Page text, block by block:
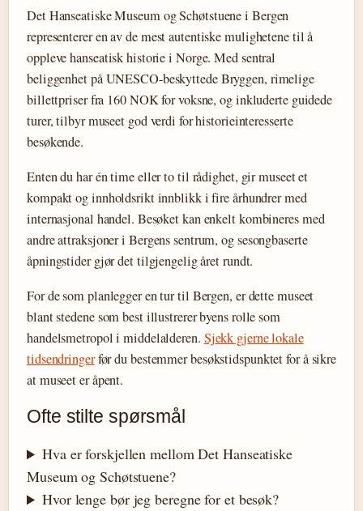
Det Hanseatiske Museum og Schøtstuene i Bergen
representerer en av de mest autentiske mulighetene til å
oppleve hanseatisk historie i Norge. Med sentral
beliggenhet på UNESCO-beskyttede Bryggen, rimelige
billettpriser fra 160 NOK for voksne, og inkluderte guidede
turer, tilbyr museet god verdi for historieinteresserte
besøkende.
Enten du har én time eller to til rådighet, gir museet et
kompakt og innholdsrikt innblikk i fire århundrer med
internasjonal handel. Besøket kan enkelt kombineres med
andre attraksjoner i Bergens sentrum, og sesongbaserte
åpningstider gjør det tilgjengelig året rundt.
For de som planlegger en tur til Bergen, er dette museet
blant stedene som best illustrerer byens rolle som
handelsmetropol i middelalderen. Sjekk gjerne lokale
tidsendringerfør du bestemmer besøkstidspunktet for å sikre
at museet er åpent.
Ofte stilte spørsmål
Hva er forskjellen mellom Det Hanseatiske
Museum og Schøtstuene?
Hvor lenge bør jeg beregne for et besøk?